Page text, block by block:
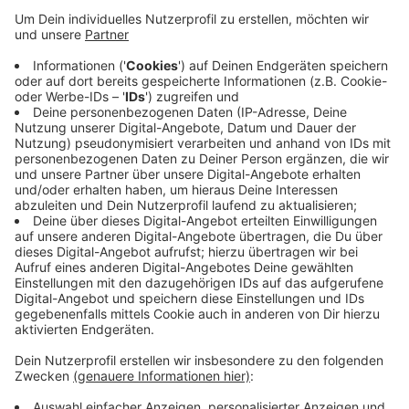
Anzeige
In Voerde drohte ein Frachtschiff mit rund 800 Tonnen
Zement zu sinken. Der Kapitän konnte es gestern noch
in Ufernähe bringen, so dass der Rhein nicht gesperrt
werden musste. Vermutlich war ein Pfahl
weggeknickt, auf dem das Schiff geankert hatte.
Dadurch war Wasser in einen Lüftungsschacht
eingedrungen. Der Frachter musste in den nächsten
Hafen abgeschleppt werden.
Anzeige